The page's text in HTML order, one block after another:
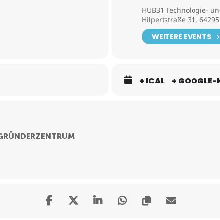
keine Patent- & Marken-Sprechstunde statt!
voelger@knpp.de oder Telefon ( 49 6151 87 13 74) erreichbar.
HUB31 Technologie-
Hilpertstraße 31,
WEITERE EVENTS
+ ICAL + GOOGLE-